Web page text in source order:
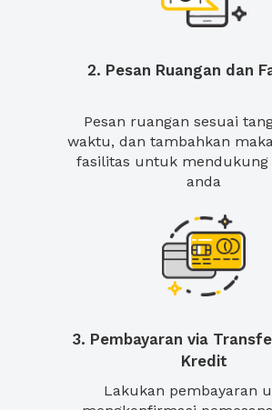
2. Pesan Ruangan dan
Pesan ruangan sesuai
waktu, dan tambahkan
fasilitas untuk mendukung
anda
3. Pembayaran via
Kredit
Lakukan pembayaran